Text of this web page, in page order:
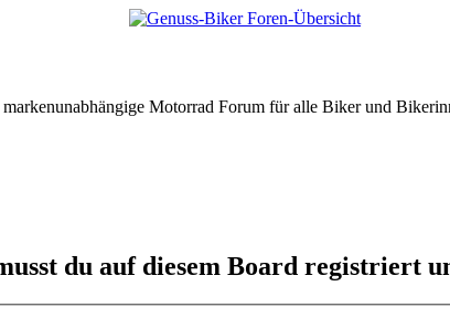
Motorrad Forum für alle Biker und
du auf diesem Board registriert